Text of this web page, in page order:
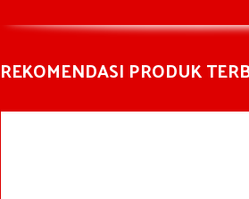
REKOMENDASI PRODUK